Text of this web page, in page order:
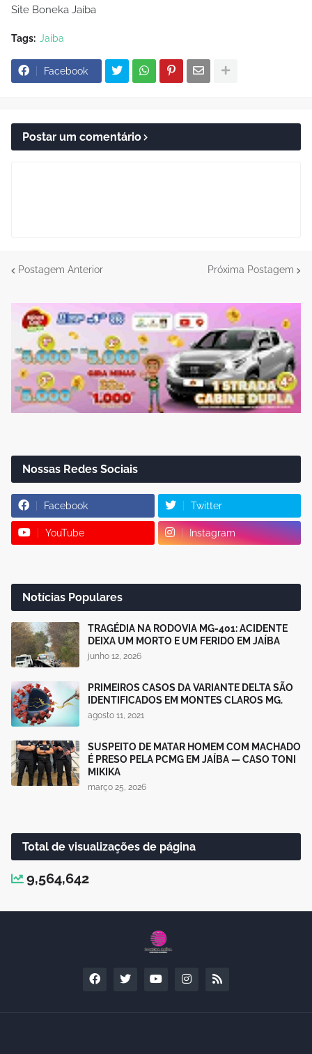
Site Boneka Jaíba
Tags: Jaíba
Facebook
Postar um comentário
Postagem Anterior Próxima Postagem
Nossas Redes Sociais
Facebook Twitter
YouTube Instagram
Notícias Populares
TRAGÉDIA NA RODOVIA MG-401: ACIDENTE
DEIXA UM MORTO E UM FERIDO EM JAÍBA
junho 12, 2026
PRIMEIROS CASOS DA VARIANTE DELTA SÃO
IDENTIFICADOS EM MONTES CLAROS MG.
agosto 11, 2021
SUSPEITO DE MATAR HOMEM COM MACHADO
É PRESO PELA PCMG EM JAÍBA — CASO TONI
MIKIKA
março 25, 2026
Total de visualizações de página
9,564,642